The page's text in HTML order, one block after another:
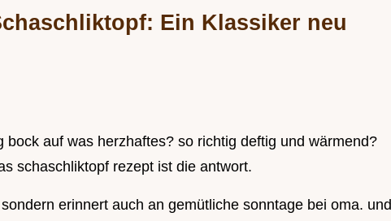
Ein Klassiker neu
bock auf was herzhaftes? so richtig deftig und wärmend?
schaschliktopf rezept ist die antwort.
erinnert auch an gemütliche sonntage bei oma. und